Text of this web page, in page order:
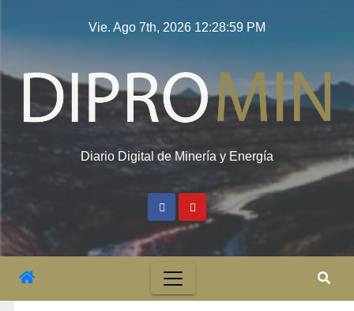
Vie. Ago 7th, 2026 12:28:59 PM
Diario Digital de Minería y Energía